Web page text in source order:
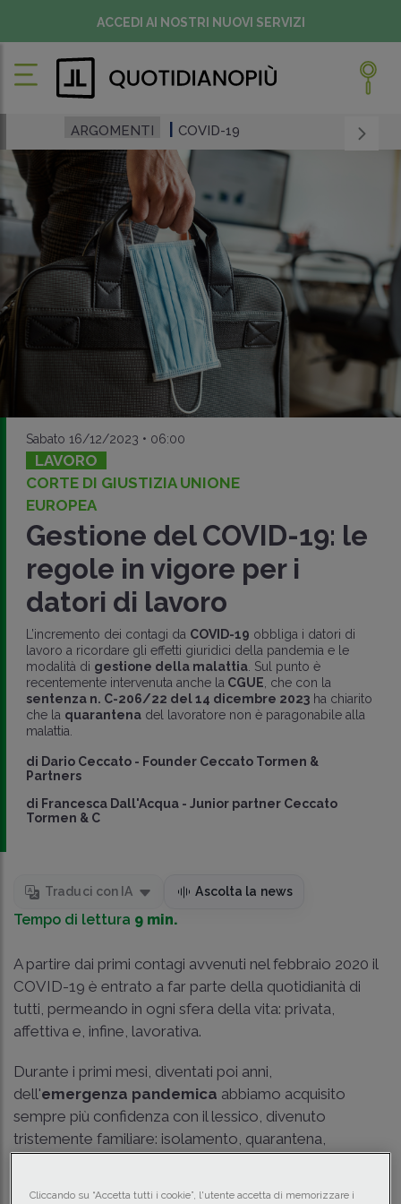
ACCEDI AI NOSTRI NUOVI SERVIZI
ARGOMENTI COVID-19
Sabato 16/12/2023 • 06:00
LAVORO
CORTE DI GIUSTIZIA UNIONE
EUROPEA
Gestione del COVID-19: le
regole in vigore per i
datori di lavoro
L’incremento dei contagi da COVID-19 obbliga i datori di
lavoro a ricordare gli effetti giuridici della pandemia e le
modalità di gestione della malattia. Sul punto è
recentemente intervenuta anche la CGUE , che con la
sentenza n. C-206/22 del 14 dicembre 2023ha chiarito
che la quarantenadel lavoratore non è paragonabile alla
malattia.
di Dario Ceccato - Founder Ceccato Tormen &
Partners
di Francesca Dall'Acqua - Junior partner Ceccato
Tormen & C
Traduci con IA Ascolta la news
Tempo di lettura 9 min.
A partire dai primi contagi avvenuti nel febbraio 2020 il
COVID-19 è entrato a far parte della quotidianità di
tutti, permeando in ogni sfera della vita: privata,
affettiva e, infine, lavorativa.
Durante i primi mesi, diventati poi anni,
dell'emergenza pandemica abbiamo acquisito
sempre più confidenza con il lessico, divenuto
tristemente familiare: isolamento, quarantena,
Cliccando su “Accetta tutti i cookie”, l'utente accetta di memorizzare i